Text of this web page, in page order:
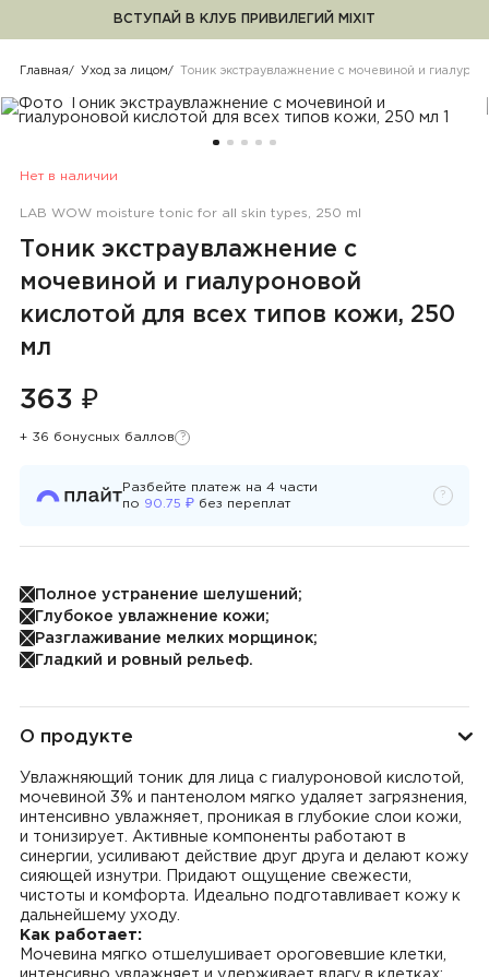
ВСТУПАЙ В КЛУБ ПРИВИЛЕГИЙ MIXIT
Главная Уход за лицом Тоник экстраувлажнение с мочевиной и
LAB WOW moisture tonic for all skin types, 250 ml
Нет в наличии
Тоник экстраувлажнение с
мочевиной и гиалуроновой
кислотой для всех типов кожи, 250
мл
363 ₽
+ 36 бонусных баллов Узнать подробности
?
Разбейте платеж на4 части
по 90.75₽ без переплат Узнать
?
Полное устранение шелушений;
Глубокое увлажнение кожи;
Разглаживание мелких морщинок;
Гладкий и ровный рельеф.
О продукте
Увлажняющий тоник для лица с гиалуроновой кислотой,
мочевиной 3% и пантенолом мягко удаляет загрязнения,
интенсивно увлажняет, проникая в глубокие слои кожи,
и тонизирует. Активные компоненты работают в
синергии, усиливают действие друг друга и делают кожу
сияющей изнутри. Придают ощущение свежести,
чистоты и комфорта. Идеально подготавливает кожу к
дальнейшему уходу.
Как работает:
Мочевина мягко отшелушивает ороговевшие клетки,